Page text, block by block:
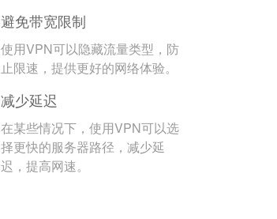
避免带宽限制
使用VPN可以隐藏流量类型，防
止限速，提供更好的网络体验。
减少延迟
在某些情况下，使用VPN可以选
择更快的服务器路径，减少延
迟，提高网速。